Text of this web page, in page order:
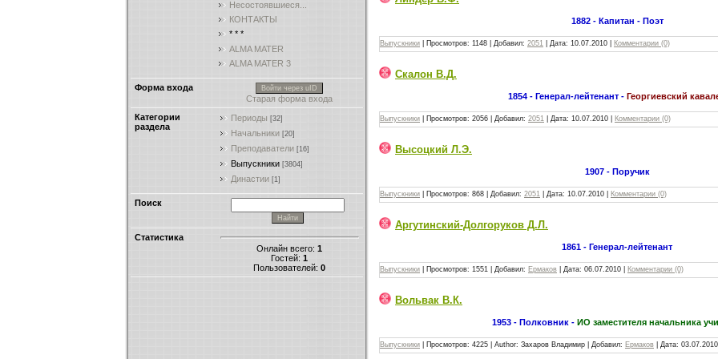
Несостоявшиеся...
КОНТАКТЫ
* * *
ALMA MATER
ALMA MATER 3
Форма входа Войти через uID
Старая форма входа
Категории
раздела
Периоды [32]
Начальники [20]
Преподаватели [16]
Выпускники [3804]
Династии [1]
Поиск
Статистика
Онлайн всего: 1
Гостей: 1
Пользователей: 0
1882 - Капитан - Поэт
Выпускники Просмотров: 1148 Добавил: 2051 Дата: 10.07.2010 Комментарии (0)
Скалон В.Д.
1854 - Генерал-лейтенант - Георгиевский
Выпускники Просмотров: 2056 Добавил: 2051 Дата: 10.07.2010 Комментарии (0)
Высоцкий Л.Э.
1907 - Поручик
Выпускники Просмотров: 868 Добавил: 2051 Дата: 10.07.2010 Комментарии (0)
Аргутинский-Долгоруков Д.Л.
1861 - Генерал-лейтенант
Выпускники Просмотров: 1551 Добавил: Ермаков Дата: 06.07.2010 Комментарии (0)
Вольвак В.К.
1953 - Полковник - ИО заместителя начальника
Выпускники Просмотров: 4225 Author: Захаров Владимир Добавил: Ермаков Дата: 03.07.2010